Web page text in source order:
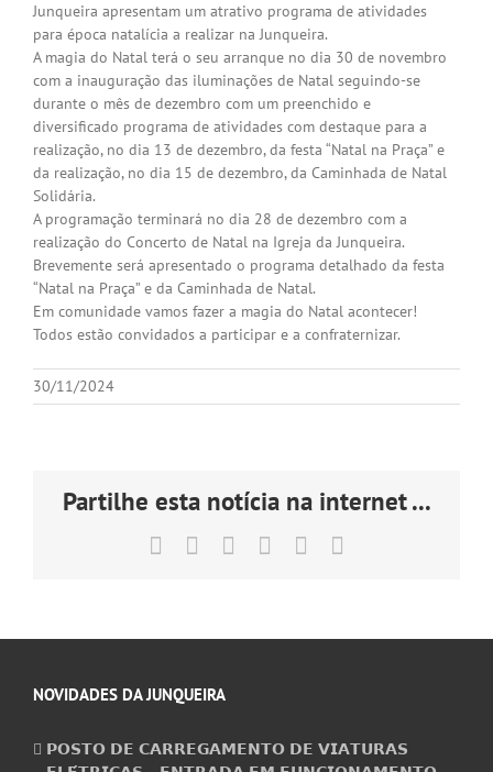
Junqueira apresentam um atrativo programa de atividades
para época natalícia a realizar na Junqueira.
A magia do Natal terá o seu arranque no dia 30 de novembro
com a inauguração das iluminações de Natal seguindo-se
durante o mês de dezembro com um preenchido e
diversificado programa de atividades com destaque para a
realização, no dia 13 de dezembro, da festa “Natal na Praça” e
da realização, no dia 15 de dezembro, da Caminhada de Natal
Solidária.
A programação terminará no dia 28 de dezembro com a
realização do Concerto de Natal na Igreja da Junqueira.
Brevemente será apresentado o programa detalhado da festa
“Natal na Praça” e da Caminhada de Natal.
Em comunidade vamos fazer a magia do Natal acontecer!
Todos estão convidados a participar e a confraternizar.
30/11/2024
Partilhe esta notícia na internet ...
Facebook LinkedInTumblrPinterest
publicado)
NOVIDADES DA JUNQUEIRA
𝗣𝗢𝗦𝗧𝗢 𝗗𝗘 𝗖𝗔𝗥𝗥𝗘𝗚𝗔𝗠𝗘𝗡𝗧𝗢 𝗗𝗘 𝗩𝗜𝗔𝗧𝗨𝗥𝗔𝗦